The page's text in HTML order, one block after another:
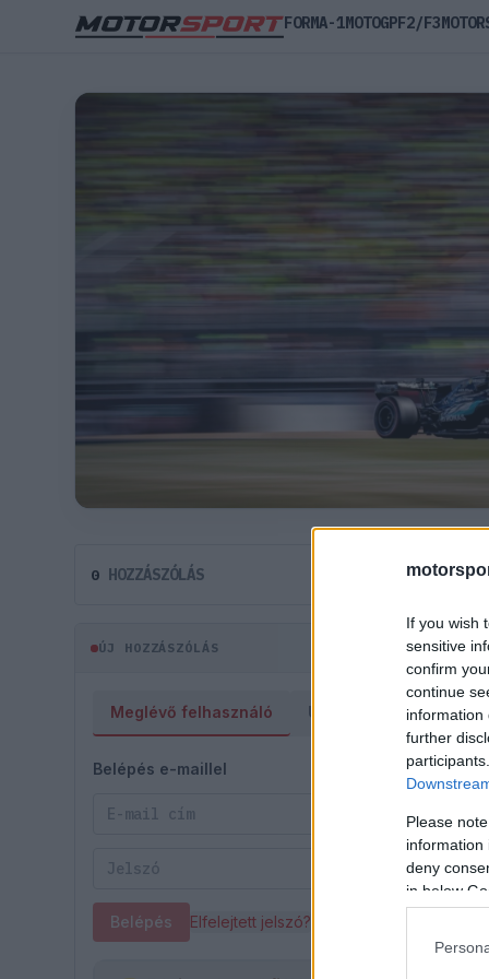
If you wish
sensitive
confirm
continue
information
further
Please
information
deny
in below
0 HOZZÁSZÓLÁS
ÚJ HOZZÁSZÓLÁS
Meglévő felhasználó Új felhasználó
Belépés e-maillel
Belépés Elfelejtett jelszó?
FORMA-1MOTOGPF2/F3